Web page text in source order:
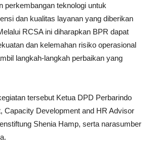
perkembangan teknologi untuk
dan kualitas layanan yang diberikan
RCSA ini diharapkan BPR dapat
dan kelemahan risiko operasional
langkah-langkah perbaikan yang
tersebut Ketua DPD Perbarindo
Capacity Development and HR Advisor
Shenia Hamp, serta narasumber